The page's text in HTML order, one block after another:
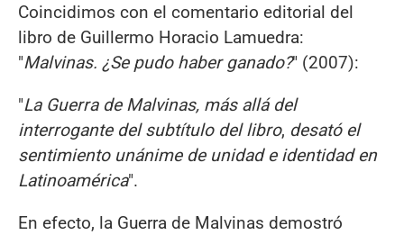
Coincidimos con el comentario editorial del
libro de Guillermo Horacio Lamuedra:
"Malvinas. ¿Sepudo haber ganado?" (2007):
"La Guerra deMalvinas, más allá del
interrogante del subtítulo del libro, desató el
sentimiento unánime de unidad e identidad en
Latinoamérica".
En efecto, la Guerra de Malvinas demostró